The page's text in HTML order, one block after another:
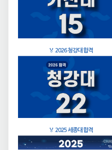
🏅 2026 청강대 합격
🏅 2025 세종대 합격